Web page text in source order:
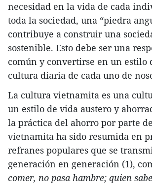
necesidad en la vida de cada
toda la sociedad, una “piedra
contribuye a construir una
sostenible. Esto debe ser una
común y convertirse en un estilo
cultura diaria de cada uno de
La cultura vietnamita es una
un estilo de vida austero y
la práctica del ahorro por parte
vietnamita ha sido resumida en
refranes populares que se
generación en generación (1),
comer, no pasa hambre; quien